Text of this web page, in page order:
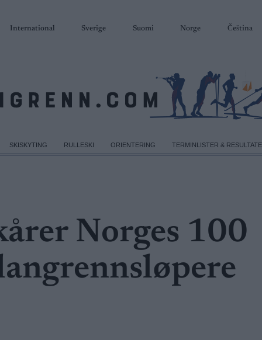
International Sverige Suomi Norge Čeština
SKISKYTING RULLESKI ORIENTERING TERMINLISTER &
Norges 100